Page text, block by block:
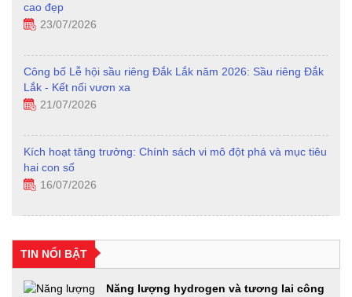
cao đẹp
23/07/2026
Công bố Lễ hội sầu riêng Đắk Lắk năm 2026: Sầu riêng Đắk
Lắk - Kết nối vươn xa
21/07/2026
Kích hoạt tăng trưởng: Chính sách vi mô đột phá và mục tiêu
hai con số
16/07/2026
Nam qua các thời kỳ, thực trạng và giải pháp"
24/06/2026
TIN NỔI BẬT
Năng lượng hydrogen và tương lai công